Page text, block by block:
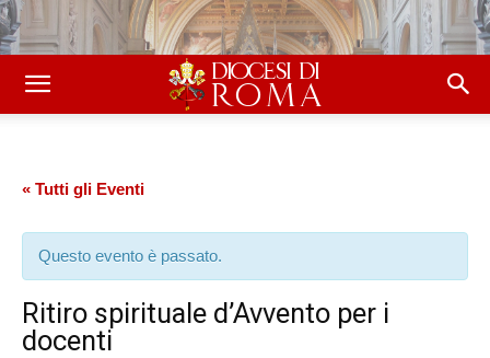
« Tutti gli Eventi
Questo evento è passato.
Ritiro spirituale d’Avvento per i
docenti